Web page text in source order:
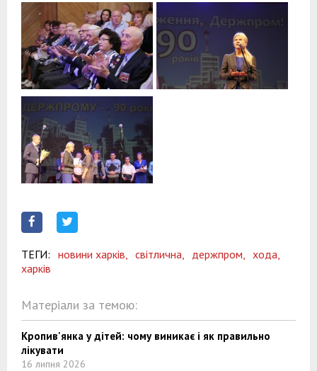
ТЕГИ: новини харків, світлична, держпром,
хода,
харків
Матеріали за темою:
Кропив'янка у дітей: чому виникає і як правильно
лікувати
16 липня 2026